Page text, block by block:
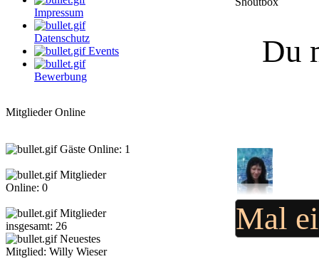
Impressum
Datenschutz
Events
Bewerbung
Mitglieder Online
Gäste Online: 1
Mitglieder
Online: 0
Mitglieder
insgesamt: 26
Neuestes
Mitglied: Willy Wieser
Du
Mal